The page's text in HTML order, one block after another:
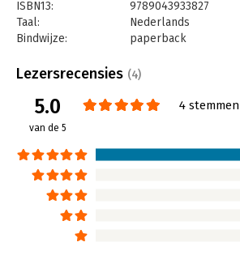
ISBN13:
9789043933827
Taal:
Nederlands
Bindwijze:
paperback
Uitgever:
Kosmos Uitgevers
Verschijningsdatum:
3-12-2024
Hoofdrubriek:
Lezersrecensies (4)
5.0
van de 5
4 stemmen